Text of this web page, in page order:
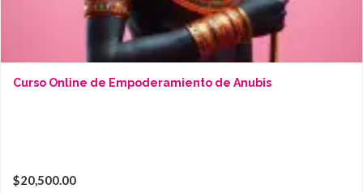
Curso Online de Empoderamiento de Anubis
$20,500.00